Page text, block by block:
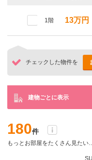
1階 13万円
チェックした物件を
建物ごとに表示
180件
もっとお部屋をたくさん見たい